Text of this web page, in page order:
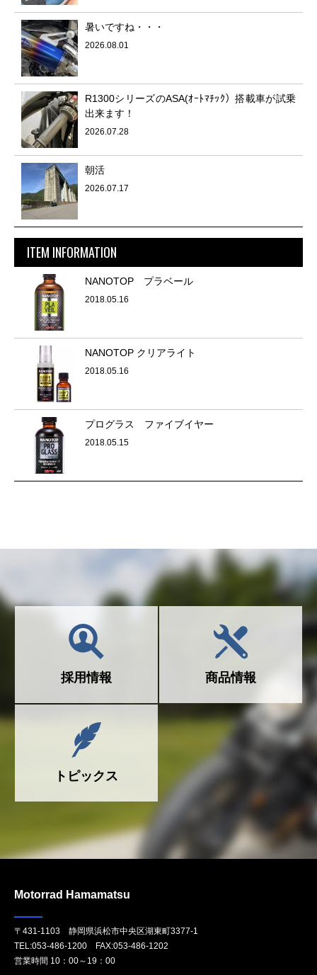
暑いですね・・・
2026.08.01
R1300シリーズのASA(ｵｰﾄﾏﾁｯｸ）搭載車が試乗
出来ます！
2026.07.28
朝活
2026.07.17
ITEM INFORMATION
NANOTOP プラベール
2018.05.16
NANOTOP クリアライト
2018.05.16
プログラス ファイブイヤー
2018.05.15
採用情報 商品情報
トピックス
Motorrad Hamamatsu
〒431-1103 静岡県浜松市中央区湖東町3377-1
TEL:053-486-1200 FAX:053-486-1202
営業時間 10：00～19：00